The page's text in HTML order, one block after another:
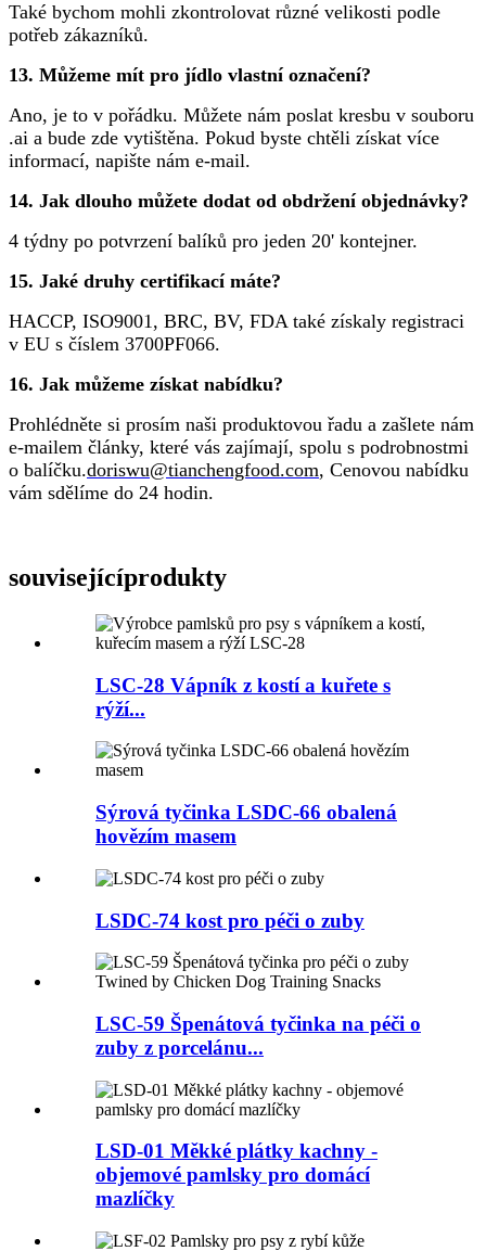
Také bychom mohli zkontrolovat různé velikosti podle
potřeb zákazníků.
13. Můžeme mít pro jídlo vlastní označení?
Ano, je to v pořádku. Můžete nám poslat kresbu v souboru
.ai a bude zde vytištěna. Pokud byste chtěli získat více
informací, napište nám e-mail.
14. Jak dlouho můžete dodat od obdržení objednávky?
4 týdny po potvrzení balíků pro jeden 20' kontejner.
15. Jaké druhy certifikací máte?
HACCP, ISO9001, BRC, BV, FDA také získaly registraci
v EU s číslem 3700PF066.
16. Jak můžeme získat nabídku?
Prohlédněte si prosím naši produktovou řadu a zašlete nám
e-mailem články, které vás zajímají, spolu s podrobnostmi
o balíčku.doriswu@tianchengfood.com, Cenovou nabídku
vám sdělíme do 24 hodin.
souvisejícíprodukty
LSC-28 Vápník z kostí a kuřete s
rýží...
Sýrová tyčinka LSDC-66 obalená
hovězím masem
LSDC-74 kost pro péči o zuby
LSC-59 Špenátová tyčinka na péči o
zuby z porcelánu...
LSD-01 Měkké plátky kachny -
objemové pamlsky pro domácí
mazlíčky